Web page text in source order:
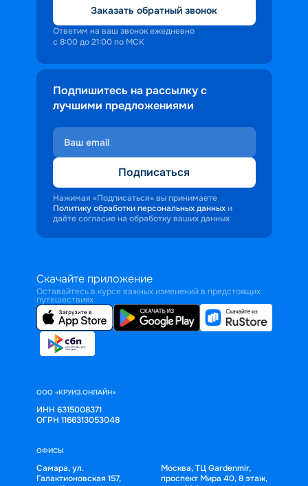
Заказать обратный звонок
Ответим на ваш звонок ежедневно
с 8:00 до 21:00 по МСК
Подпишитесь на рассылку с
лучшими предложениями
Подписаться
Нажимая «Подписаться» вы принимаете
Политику обработки персональных данных и
даёте согласие на обработку ваших данных
Скачайте приложение
Оставайтесь в курсе важных изменений в предстоящих
путешествиях
ООО «КРУИЗ.ОНЛАЙН»
ИНН 6315008371
ОГРН 1166313053048
ОФИСЫ
Самара, ул.
Галактионовская 157,
Москва, ТЦ Gardenmir,
проспект Мира 40, 8 этаж,